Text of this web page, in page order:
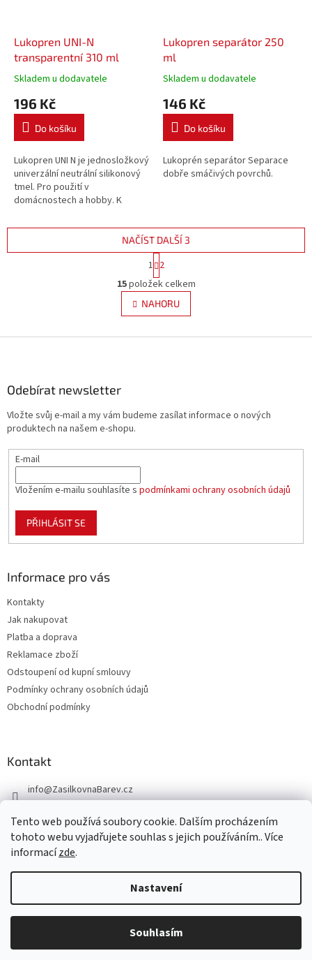
Tento web používá soubory cookie. Dalším procházením
tohoto webu vyjadřujete souhlas s jejich používáním.. Více
informacízde.
Nastavení
Souhlasím
Lukopren UNI-N
transparentní 310 ml
Skladem u dodavatele
196 Kč
Do košíku
Lukopren UNI N je jednosložkový
univerzální neutrální silikonový
tmel. Pro použití v
domácnostech a hobby. K
těsnění různých materiálů.
Lukopren separátor 250
ml
Skladem u dodavatele
146 Kč
Do košíku
Lukoprén separátor Separace
dobře smáčivých povrchů.
O
v
l
á
v
k
v
i
NAČÍST DALŠÍ 3
t
r
á
n
k
v
1 2
15položek celkem
NAHORU
Odebírat newsletter
Vložte svůj e-mail a my vám budeme zasílat informace o nových
produktech na našem e-shopu.
E-mail
Vložením e-mailu souhlasíte s podmínkami ochrany osobních údajů
PŘIHLÁSIT SE
Informace pro vás
Kontakty
Jak nakupovat
Platba a doprava
Reklamace zboží
Odstoupení od kupní smlouvy
Podmínky ochrany osobních údajů
Obchodní podmínky
Kontakt
info@ZasilkovnaBarev.cz
Vytvořil Shoptet
ZasilkovnaBarev.cz. Všechna práva vyhrazena.